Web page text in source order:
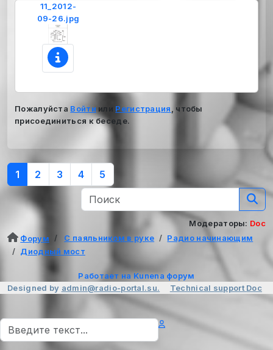
11_2012-
09-26.jpg
Пожалуйста Войти или Регистрация
, чтобы
присоединиться к беседе.
1 2 3 4 5
Модераторы: Doc
Форум
С паяльником в руке
Радио начинающим
Диодный мост
Работает на Kunena форум
Designed by admin@radio-portal.su. Technical support Doc
Поиск